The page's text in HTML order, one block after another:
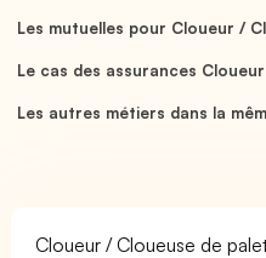
Les mutuelles pour Cloueur /
Le cas des assurances
Les autres métiers dans la
Cloueur / Cloueuse de